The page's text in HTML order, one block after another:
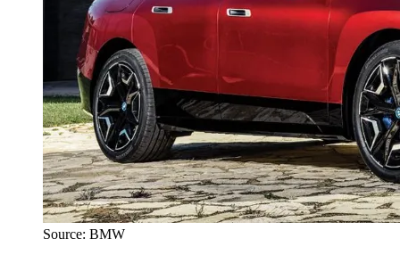
Source: BMW